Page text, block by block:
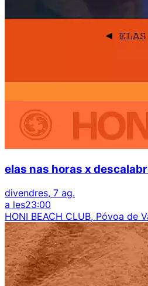
elas nas horas x
divendres, 7 ag.
a les23:00
HONI BEACH CLUB, Póvoa de